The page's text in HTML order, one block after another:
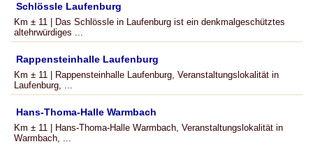
Schlössle Laufenburg
Km ± 11 | Das Schlössle in Laufenburg ist ein denkmalgeschütztes
altehrwürdiges ...
Rappensteinhalle Laufenburg
Km ± 11 | Rappensteinhalle Laufenburg, Veranstaltungslokalität in
Laufenburg, ...
Hans-Thoma-Halle Warmbach
Km ± 11 | Hans-Thoma-Halle Warmbach, Veranstaltungslokalität in
Warmbach, ...